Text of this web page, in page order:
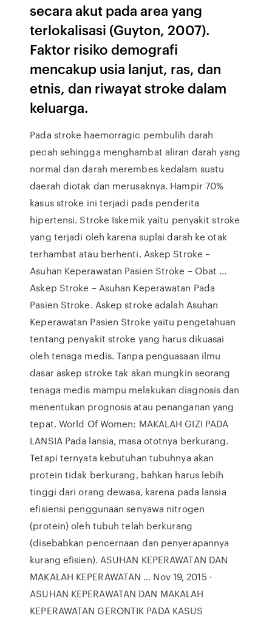
secara akut pada area yang
terlokalisasi (Guyton, 2007).
Faktor risiko demografi
mencakup usia lanjut, ras, dan
etnis, dan riwayat stroke dalam
keluarga.
Pada stroke haemorragic pembulih darah
pecah sehingga menghambat aliran darah yang
normal dan darah merembes kedalam suatu
daerah diotak dan merusaknya. Hampir 70%
kasus stroke ini terjadi pada penderita
hipertensi. Stroke Iskemik yaitu penyakit stroke
yang terjadi oleh karena suplai darah ke otak
terhambat atau berhenti. Askep Stroke –
Asuhan Keperawatan Pasien Stroke – Obat ...
Askep Stroke – Asuhan Keperawatan Pada
Pasien Stroke. Askep stroke adalah Asuhan
Keperawatan Pasien Stroke yaitu pengetahuan
tentang penyakit stroke yang harus dikuasai
oleh tenaga medis. Tanpa penguasaan ilmu
dasar askep stroke tak akan mungkin seorang
tenaga medis mampu melakukan diagnosis dan
menentukan prognosis atau penanganan yang
tepat. World Of Women: MAKALAH GIZI PADA
LANSIA Pada lansia, masa ototnya berkurang.
Tetapi ternyata kebutuhan tubuhnya akan
protein tidak berkurang, bahkan harus lebih
tinggi dari orang dewasa, karena pada lansia
efisiensi penggunaan senyawa nitrogen
(protein) oleh tubuh telah berkurang
(disebabkan pencernaan dan penyerapannya
kurang efisien). ASUHAN KEPERAWATAN DAN
MAKALAH KEPERAWATAN … Nov 19, 2015 ·
ASUHAN KEPERAWATAN DAN MAKALAH
KEPERAWATAN GERONTIK PADA KASUS